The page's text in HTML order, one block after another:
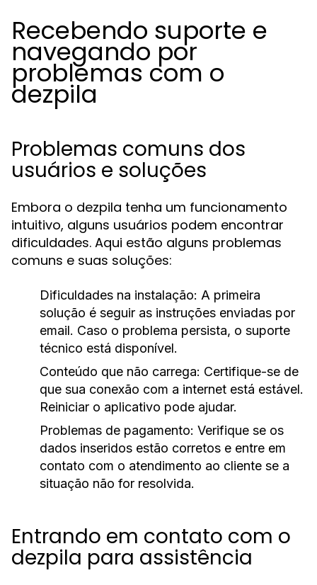
Recebendo suporte e
navegando por
problemas com o
dezpila
Problemas comuns dos
usuários e soluções
Embora o dezpila tenha um funcionamento
intuitivo, alguns usuários podem encontrar
dificuldades. Aqui estão alguns problemas
comuns e suas soluções:
Dificuldades na instalação: A primeira
solução é seguir as instruções enviadas por
email. Caso o problema persista, o suporte
técnico está disponível.
Conteúdo que não carrega: Certifique-se de
que sua conexão com a internet está estável.
Reiniciar o aplicativo pode ajudar.
Problemas de pagamento: Verifique se os
dados inseridos estão corretos e entre em
contato com o atendimento ao cliente se a
situação não for resolvida.
Entrando em contato com o
dezpila para assistência